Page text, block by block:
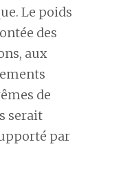
Le poids
des
aux
de
serait
par